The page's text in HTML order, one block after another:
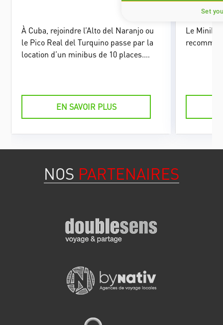
À Cuba, rejoindre l’Alto del Naranjo ou
le Pico Real del Turquino passe par la
location d’un minibus de 10 places.
de route jugés inaptes aux véhicules
EN SAVOIR PLUS
Le
NOS PARTENAIRES
Set